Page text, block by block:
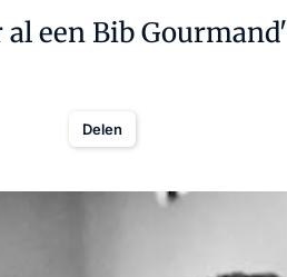
een Bib Gourmand'
Delen